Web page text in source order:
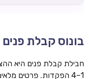
בונוס קבלת פנים
חבילת קבלת פנים היא
1–4 הפקדות. פרטים מלאים ב